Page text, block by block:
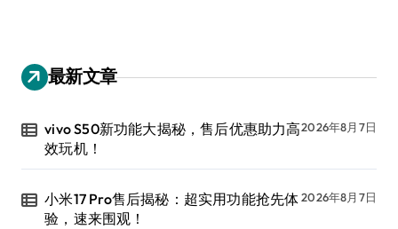
最新文章
vivo S50新功能大揭秘，售后优惠助力高
效玩机！
2026年8月7日
小米17 Pro售后揭秘：超实用功能抢先体
验，速来围观！
2026年8月7日